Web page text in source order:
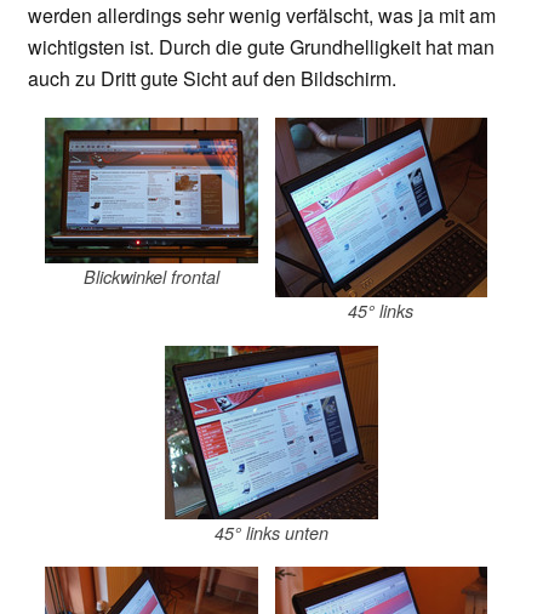
werden allerdings sehr wenig verfälscht, was ja mit am
wichtigsten ist. Durch die gute Grundhelligkeit hat man
auch zu Dritt gute Sicht auf den Bildschirm.
Blickwinkel frontal
45° links
45° links unten